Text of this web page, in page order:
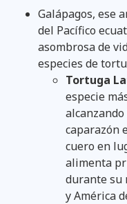
Galápagos, ese
del Pacífico
asombrosa de
especies de
Tortuga
especie
caparazón
cuero en
alimenta
durante su
y América